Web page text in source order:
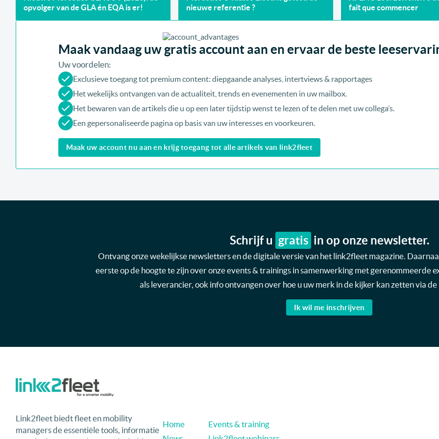
opvolger van de GLA én EQA is er!
nieuwe referentie ?
fait que commencer
Maak vandaag uw gratis account aan en ervaar de beste
Uw voordelen:
Exclusieve toegang tot premium content: diepgaande analyses, intertviews & rapportages
Het wekelijks ontvangen van de actualiteit, trends en evenementen in uw mailbox.
Het bewaren van de artikels die u op een later tijdstip wenst te lezen of te delen met uw collega’s.
Een gepersonaliseerde pagina op basis van uw interesses en voorkeuren.
Maak uw account nu aan en krijg toegang tot alle artikels van link2fleet
Schrijf u gratis in op onze newsletter.
Ontvang onze wekelijkse newsletters en de digitale versie van het link2fleet magazine.
eerste op de hoogte te zijn over onze events & trainings in samenwerking met gerenommeerde
als leverancier, ook info ontvangen over hoe u uw merk in de kijker kan zetten via
Ik wil me inschrijven
Link2fleet biedt fleet en mobility
managers de essentiële tools, informatie
Home
Events & training